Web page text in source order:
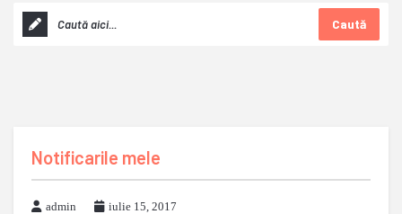
Caută
Notificarile mele
admin
iulie 15, 2017